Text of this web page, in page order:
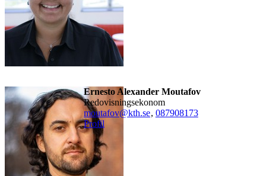
Ernesto Alexander Moutafov
redovisningsekonom
moutafov@kth.se, 087908173
Profil